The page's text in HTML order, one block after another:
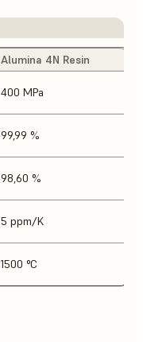
Alumina 4N Resin
400 MPa
99,99 %
98,60 %
5 ppm/K
1500 °C